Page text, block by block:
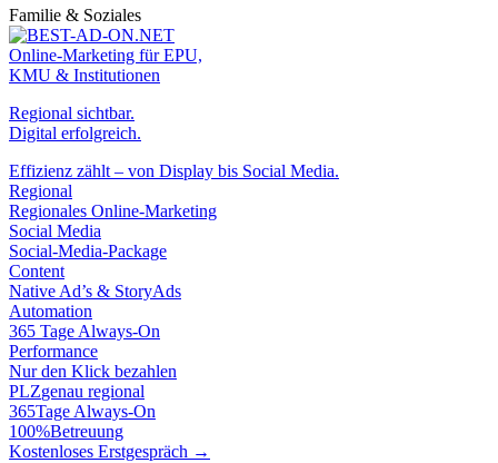
Familie & Soziales
Online-Marketing für EPU,
KMU & Institutionen
Regional sichtbar.
Digital erfolgreich.
Effizienz zählt – von Display bis Social Media.
Regional
Regionales Online-Marketing
Social Media
Social-Media-Package
Content
Native Ad’s & StoryAds
Automation
365 Tage Always-On
Performance
Nur den Klick bezahlen
PLZgenau regional
365Tage Always-On
100%Betreuung
Kostenloses Erstgespräch →